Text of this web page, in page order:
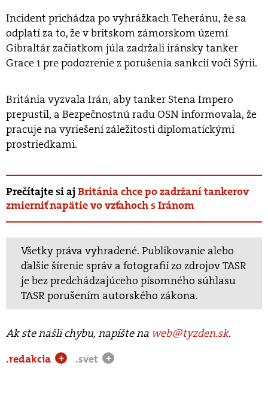
Incident prichádza po vyhrážkach Teheránu, že sa
odplatí za to, že v britskom zámorskom území
Gibraltár začiatkom júla zadržali iránsky tanker
Grace 1 pre podozrenie z porušenia sankcií voči Sýrii.
Británia vyzvala Irán, aby tanker Stena Impero
prepustil, a Bezpečnostnú radu OSN informovala, že
pracuje na vyriešení záležitosti diplomatickými
prostriedkami.
Prečítajte si ajBritánia chce po zadržaní tankerov
zmierniť napätie vo vzťahoch s Iránom
Všetky práva vyhradené. Publikovanie alebo
ďalšie šírenie správ a fotografií zo zdrojov TASR
je bez predchádzajúceho písomného súhlasu
TASR porušením autorského zákona.
Ak ste našli chybu, napíšte na web@tyzden.sk.
.redakcia
+ .svet +